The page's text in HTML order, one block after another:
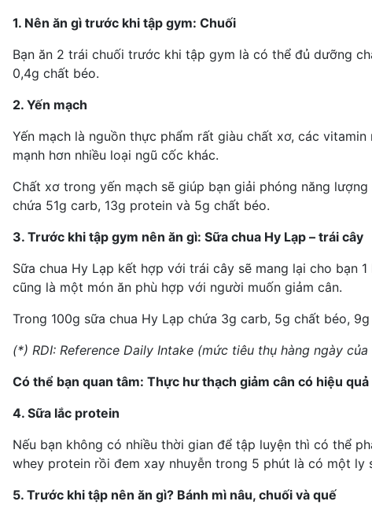
1. Nên ăn gì trước khi tập gym: Chuối
Bạn ăn 2 trái chuối trước khi tập gym là có thể đủ dưỡng
0,4g chất béo.
2. Yến mạch
Yến mạch là nguồn thực phẩm rất giàu chất xơ, các
mạnh hơn nhiều loại ngũ cốc khác.
Chất xơ trong yến mạch sẽ giúp bạn giải phóng năng
chứa 51g carb, 13g protein và 5g chất béo.
3. Trước khi tập gym nên ăn gì: Sữa chua Hy Lạp – trái cây
Sữa chua Hy Lạp kết hợp với trái cây sẽ mang lại cho bạn
cũng là một món ăn phù hợp với người muốn giảm cân.
Trong 100g sữa chua Hy Lạp chứa 3g carb, 5g chất béo,
(*) RDI: Reference Daily Intake (mức tiêu thụ hàng ngày
Có thể bạn quan tâm: Thực hư thạch giảm cân có hiệu
4. Sữa lắc protein
Nếu bạn không có nhiều thời gian để tập luyện thì có thể
whey protein rồi đem xay nhuyễn trong 5 phút là có một
5. Trước khi tập nên ăn gì? Bánh mì nâu, chuối và quế